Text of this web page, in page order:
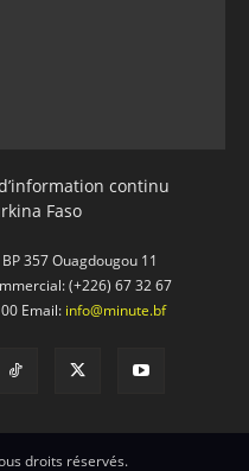
continu
Faso
357 Ouagdougou 11
(+226) 67 32 67
Email: info@minute.bf
droits réservés.